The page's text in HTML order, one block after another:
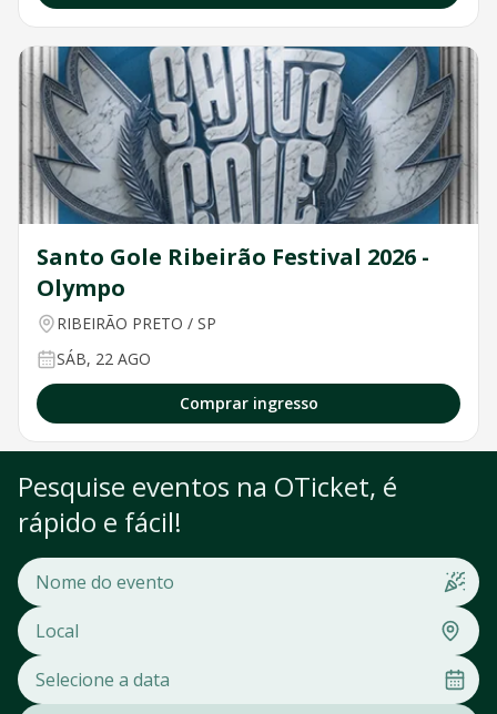
Santo Gole Ribeirão Festival 2026 -
Olympo
RIBEIRÃO PRETO / SP
SÁB, 22 AGO
Comprar ingresso
Pesquise eventos na OTicket, é
rápido e fácil!